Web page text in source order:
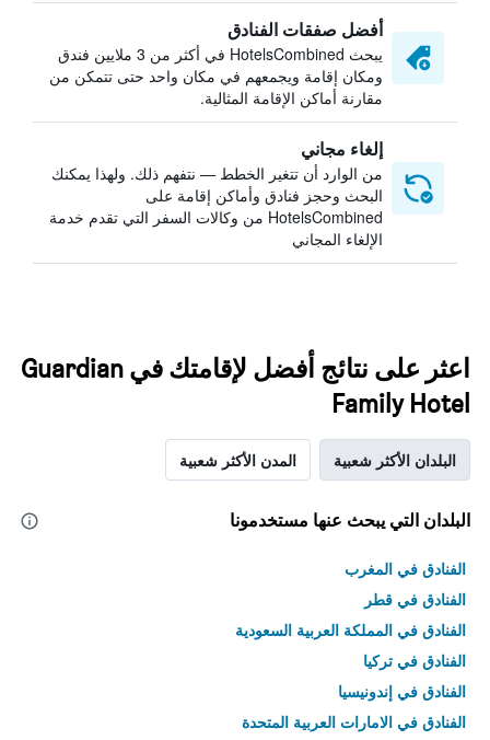
أفضل صفقات الفنادق
يبحث HotelsCombined في أكثر من 3 ملايين فندق
ومكان إقامة ويجمعهم في مكان واحد حتى تتمكن من
مقارنة أماكن الإقامة المثالية.
إلغاء مجاني
من الوارد أن تتغير الخطط — نتفهم ذلك. ولهذا يمكنك
البحث وحجز فنادق وأماكن إقامة على
HotelsCombined من وكالات السفر التي تقدم خدمة
الإلغاء المجاني
اعثر على نتائج أفضل لإقامتك في Guardian
Family Hotel
البلدان الأكثر شعبية المدن الأكثر شعبية
البلدان التي يبحث عنها مستخدمونا
الفنادق في المغرب
الفنادق في قطر
الفنادق في المملكة العربية السعودية
الفنادق في تركيا
الفنادق في إندونيسيا
الفنادق في الامارات العربية المتحدة